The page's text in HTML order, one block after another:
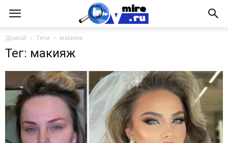
Домой Теги макияж
Тег: макияж